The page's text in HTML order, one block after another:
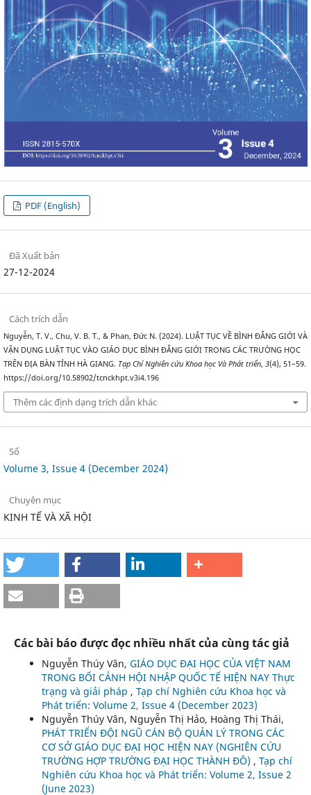
PDF (English)
Đã Xuất bản
27-12-2024
Cách trích dẫn
Nguyễn, T. V., Chu, V. B. T., & Phan, Đức N. (2024). LUẬT TỤC VỀ BÌNH ĐẲNG GIỚI VÀ
VẬN DỤNG LUẬT TỤC VÀO GIÁO DỤC BÌNH ĐẲNG GIỚI TRONG CÁC TRƯỜNG HỌC
TRÊN ĐỊA BÀN TỈNH HÀ GIANG. Tạp Chí Nghiên cứu Khoa học Và Phát triển, 3(4), 51–59.
https://doi.org/10.58902/tcnckhpt.v3i4.196
Thêm các định dạng trích dẫn khác
Số
Volume 3, Issue 4 (December 2024)
Chuyên mục
KINH TẾ VÀ XÃ HỘI
Các bài báo được đọc nhiều nhất của cùng tác giả
Nguyễn Thúy Vân, GIÁO DỤC ĐẠI HỌC CỦA VIỆT NAM
TRONG BỐI CẢNH HỘI NHẬP QUỐC TẾ HIỆN NAY Thực
trạng và giải pháp , Tạp chí Nghiên cứu Khoa học và
Phát triển: Volume 2, Issue 4 (December 2023)
Nguyễn Thúy Vân, Nguyễn Thị Hảo, Hoàng Thị Thái,
PHÁT TRIỂN ĐỘI NGŨ CÁN BỘ QUẢN LÝ TRONG CÁC
CƠ SỞ GIÁO DỤC ĐẠI HỌC HIỆN NAY (NGHIÊN CỨU
TRƯỜNG HỢP TRƯỜNG ĐẠI HỌC THÀNH ĐÔ) , Tạp chí
Nghiên cứu Khoa học và Phát triển: Volume 2, Issue 2
(June 2023)